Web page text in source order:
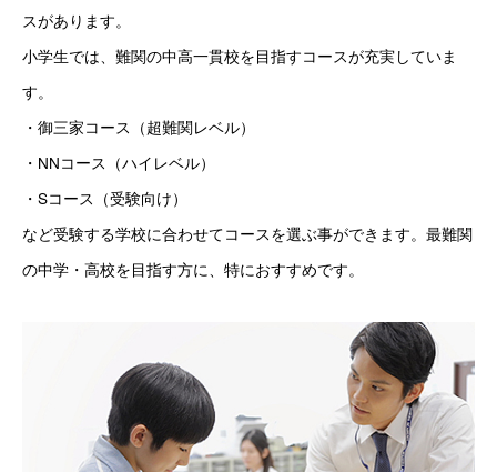
スがあります。
小学生では、難関の中高一貫校を目指すコースが充実していま
す。
・御三家コース（超難関レベル）
・NNコース（ハイレベル）
・Sコース（受験向け）
など受験する学校に合わせてコースを選ぶ事ができます。最難関
の中学・高校を目指す方に、特におすすめです。